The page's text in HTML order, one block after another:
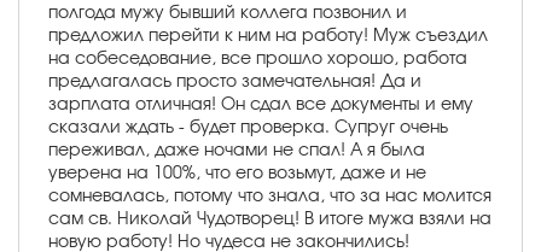
полгода мужу бывший коллега позвонил и
предложил перейти к ним на работу! Муж съездил
на собеседование, все прошло хорошо, работа
предлагалась просто замечательная! Да и
зарплата отличная! Он сдал все документы и ему
сказали ждать - будет проверка. Супруг очень
переживал, даже ночами не спал! А я была
уверена на 100%, что его возьмут, даже и не
сомневалась, потому что знала, что за нас молится
сам cв. Николай Чудотворец! В итоге мужа взяли на
новую работу! Но чудеса не закончились!